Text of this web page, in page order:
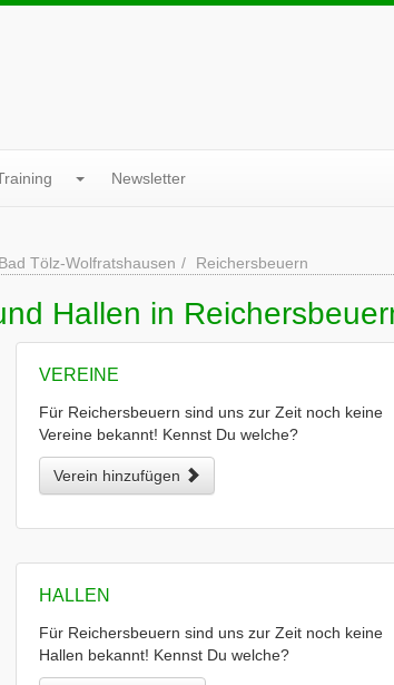
Newsletter
Tölz-Wolfratshausen Reichersbeuern
Hallen in
VEREINE
Für Reichersbeuern sind uns zur Zeit noch keine
Vereine bekannt! Kennst Du welche?
Verein hinzufügen
HALLEN
Für Reichersbeuern sind uns zur Zeit noch keine
Hallen bekannt! Kennst Du welche?